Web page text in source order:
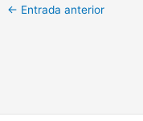
← Entrada anterior